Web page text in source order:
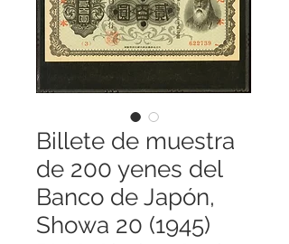
Billete de muestra
de 200 yenes del
Banco de Japón,
Showa 20 (1945)